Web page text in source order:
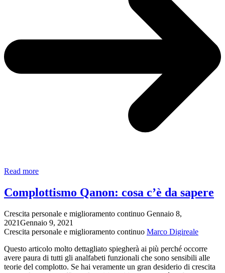
Read moreCovid19
vaccini,
facciamo
rispetto
alla
‘fakescienza’
Complottismo Qanon: cosa c’è da sapere
Crescita personale e miglioramento continuo Gennaio 8,
2021Gennaio 9, 2021
Crescita personale e miglioramento continuo Marco Digireale
Questo articolo molto dettagliato spiegherà ai più perché occorre
avere paura di tutti gli analfabeti funzionali che sono sensibili alle
teorie del complotto. Se hai veramente un gran desiderio di crescita